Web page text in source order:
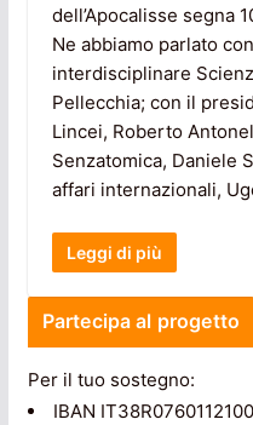
dell’Apocalisse segna
Ne abbiamo parlato
interdisciplinare
Pellecchia; con il
Lincei, Roberto
Senzatomica, Daniele
affari internazionali,
Leggi di più
Partecipa al progetto
Per il tuo sostegno:
IBAN